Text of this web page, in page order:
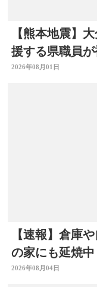
【熊本地震】
援する県職員
金の呼びかけも
2026年08月01日
【速報】倉庫
の家にも延焼
事 大分
2026年08月04日